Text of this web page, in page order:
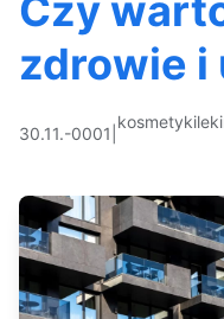
Czy
zdrowie i
30.11.-0001
kosmetykileki